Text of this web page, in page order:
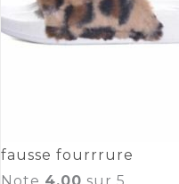
fausse fourrrure